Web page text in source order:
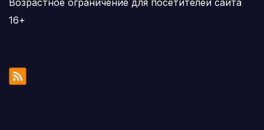
Возрастное ограничение для посетителей сайта
16+